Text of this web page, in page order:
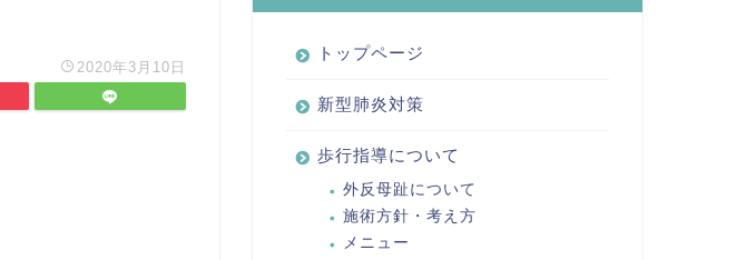
2020年3月10日
トップページ
新型肺炎対策
歩行指導について
外反母趾について
施術方針・考え方
メニュー